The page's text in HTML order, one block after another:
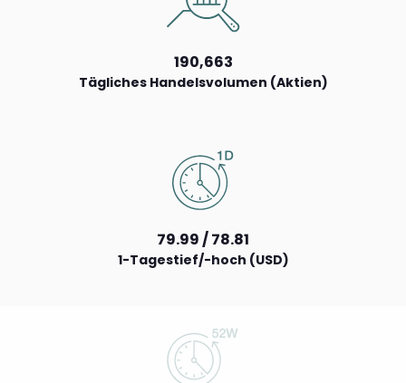
190,663
Tägliches Handelsvolumen (Aktien)
79.99 / 78.81
1-Tagestief/-hoch (USD)